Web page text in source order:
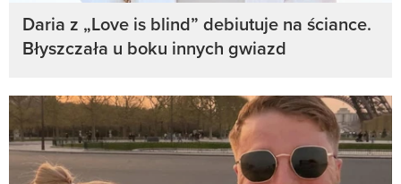
Daria z „Love is blind” debiutuje na ściance.
Błyszczała u boku innych gwiazd